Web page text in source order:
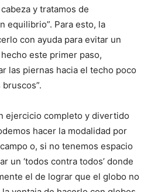
y tratamos de
equilibrio”. Para esto, la
con ayuda para evitar un
este primer paso,
las piernas hacia el techo poco
ejercicio completo y divertido
hacer la modalidad por
o, si no tenemos espacio
un ‘todos contra todos’ donde
el de lograr que el globo no